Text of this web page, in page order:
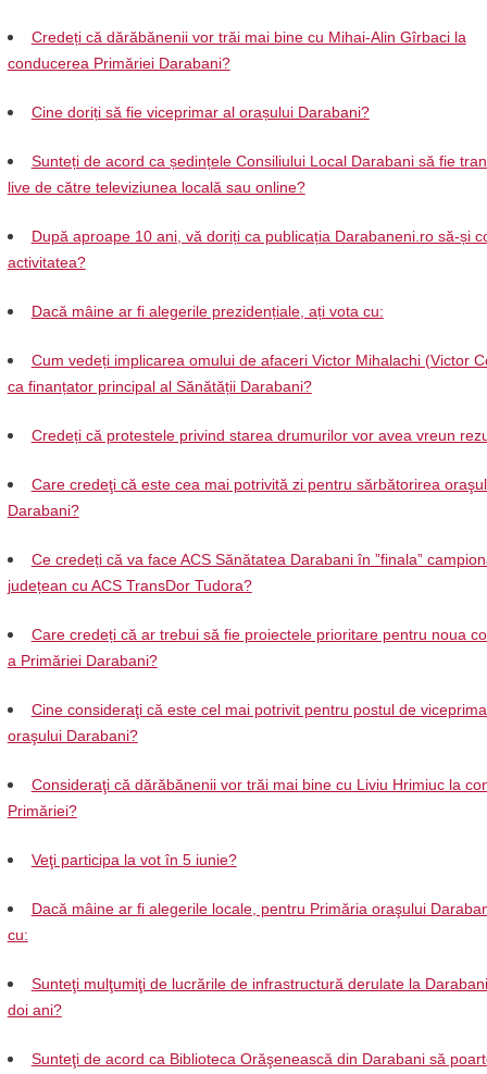
Credeți că dărăbănenii vor trăi mai bine cu Mihai-Alin Gîrbaci la
conducerea Primăriei Darabani?
Cine doriți să fie viceprimar al orașului Darabani?
Sunteți de acord ca ședințele Consiliului Local Darabani să fie
live de către televiziunea locală sau online?
După aproape 10 ani, vă doriți ca publicația Darabaneni.ro să-și
activitatea?
Dacă mâine ar fi alegerile prezidențiale, ați vota cu:
Cum vedeți implicarea omului de afaceri Victor Mihalachi (Victor
ca finanțator principal al Sănătății Darabani?
Credeți că protestele privind starea drumurilor vor avea vreun
Care credeţi că este cea mai potrivită zi pentru sărbătorirea
Darabani?
Ce credeți că va face ACS Sănătatea Darabani în ”finala”
județean cu ACS TransDor Tudora?
Care credeți că ar trebui să fie proiectele prioritare pentru noua
a Primăriei Darabani?
Cine consideraţi că este cel mai potrivit pentru postul de
oraşului Darabani?
Consideraţi că dărăbănenii vor trăi mai bine cu Liviu Hrimiuc la
Primăriei?
Veţi participa la vot în 5 iunie?
Dacă mâine ar fi alegerile locale, pentru Primăria oraşului
cu:
Sunteţi mulţumiţi de lucrările de infrastructură derulate la
doi ani?
Sunteţi de acord ca Biblioteca Orăşenească din Darabani să